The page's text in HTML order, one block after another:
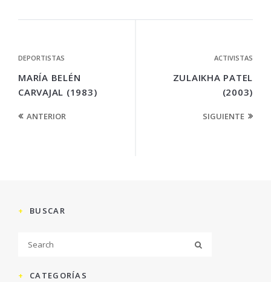
DEPORTISTAS
MARÍA BELÉN
CARVAJAL (1983)
ANTERIOR
ACTIVISTAS
ZULAIKHA PATEL
(2003)
SIGUIENTE
BUSCAR
CATEGORÍAS